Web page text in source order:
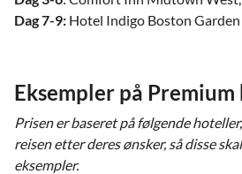
Dag 7-9: Hotel Indigo Boston Garden
Eksempler på
Prisen er baseret på følgende
reisen etter deres ønsker, så disse
eksempler.